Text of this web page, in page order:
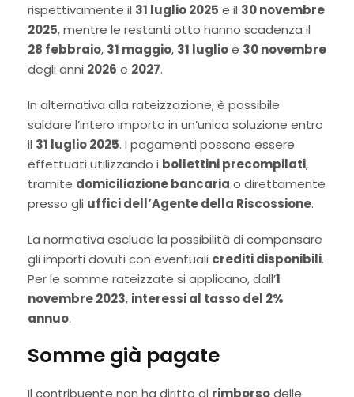
rispettivamente il 31 luglio 2025 e il 30 novembre
2025, mentre le restanti otto hanno scadenza il
28 febbraio, 31 maggio, 31 luglioe 30 novembre
degli anni 2026 e 2027.
In alternativa alla rateizzazione, è possibile
saldare l’intero importo in un’unica soluzione entro
il 31 luglio 2025. I pagamenti possono essere
effettuati utilizzando i bollettini precompilati,
tramite domiciliazione bancaria o direttamente
presso gli uffici dell’Agente della Riscossione.
La normativa esclude la possibilità di compensare
gli importi dovuti con eventuali crediti disponibili.
Per le somme rateizzate si applicano, dall’1
novembre 2023, interessi al tasso del 2%
annuo.
Somme già pagate
Il contribuente non ha diritto al rimborsodelle